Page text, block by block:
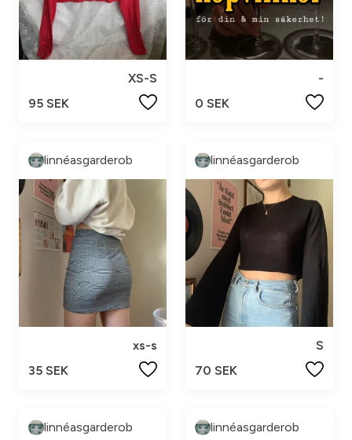
XS-S
95 SEK
-
0 SEK
linnéasgarderob
xs-s
35 SEK
linnéasgarderob
S
70 SEK
linnéasgarderob linnéasgarderob